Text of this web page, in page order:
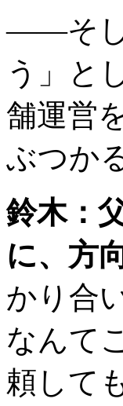
――そし
う」と
舗運営
ぶつか
鈴木：
に、方
かり合
なんて
頼して